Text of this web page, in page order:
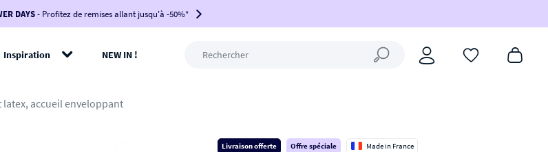
Jusqu'à-100€*sur votre commande !
BIKINI100
-voir conditions en bas de page-
DAYS- Profitez de remises allant jusqu'à -50%*
Inspiration NEW IN !
latex, accueil enveloppant
Livraison offerte Offre spéciale Made in France